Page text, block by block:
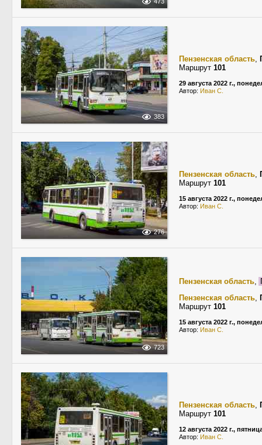
383
Пензенская область,
Маршрут 101
29 августа 2022 г.,
Автор: Иван С.
276
Пензенская область,
Маршрут 101
15 августа 2022 г.,
Автор: Иван С.
723
Пензенская область,
Пензенская область,
Маршрут 101
15 августа 2022 г.,
Автор: Иван С.
Пензенская область,
Маршрут 101
12 августа 2022 г.,
Автор: Иван С.